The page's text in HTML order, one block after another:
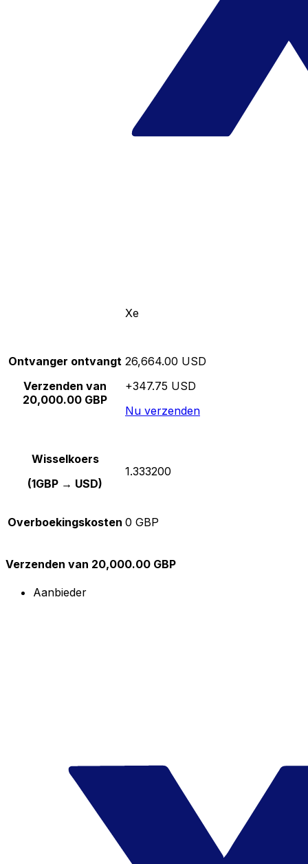
Xe
Ontvanger ontvangt
Verzenden van
20,000.00 GBP
26,664.00 USD
+347.75 USD
Nu verzenden
Wisselkoers
(1GBP → USD)
1.333200
Overboekingskosten 0 GBP
Verzenden van 20,000.00 GBP
Aanbieder